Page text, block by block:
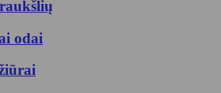
odai